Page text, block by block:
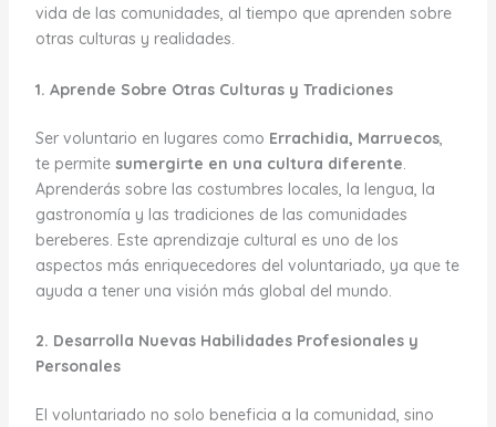
vida de las comunidades, al tiempo que aprenden sobre
otras culturas y realidades.
1. Aprende Sobre Otras Culturas y Tradiciones
Ser voluntario en lugares como Errachidia, Marruecos,
te permite sumergirte en una cultura diferente.
Aprenderás sobre las costumbres locales, la lengua, la
gastronomía y las tradiciones de las comunidades
bereberes. Este aprendizaje cultural es uno de los
aspectos más enriquecedores del voluntariado, ya que te
ayuda a tener una visión más global del mundo.
2. Desarrolla Nuevas Habilidades Profesionales y
Personales
El voluntariado no solo beneficia a la comunidad, sino